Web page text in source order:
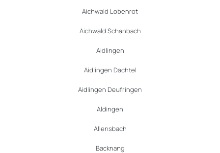
Aichwald Lobenrot
Aichwald Schanbach
Aidlingen
Aidlingen Dachtel
Aidlingen Deufringen
Aldingen
Allensbach
Backnang